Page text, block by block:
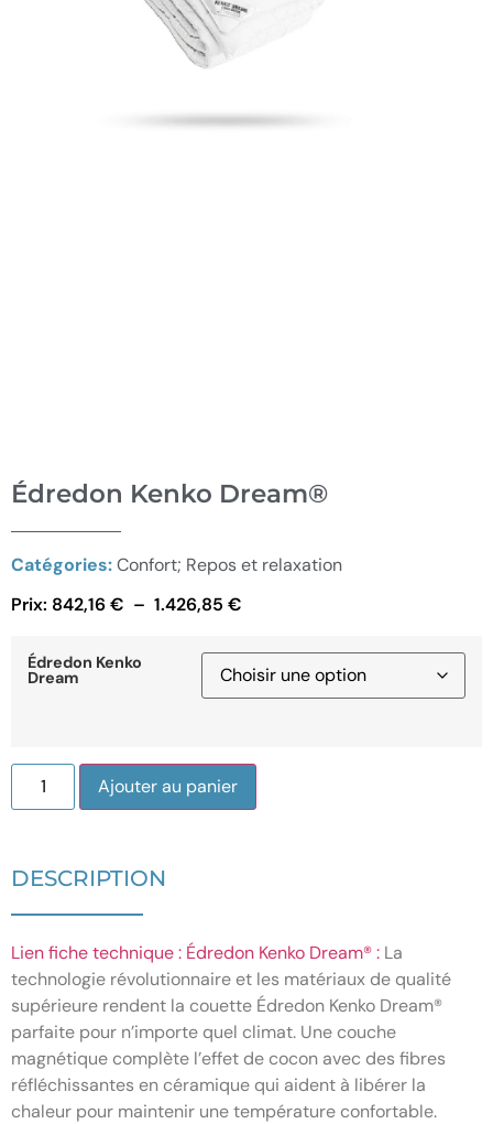
Édredon Kenko Dream®
Catégories:Confort; Repos et relaxation
Prix: 842,16€ – 1.426,85 €
Édredon Kenko
Dream
Ajouter au panier
DESCRIPTION
Lien fiche technique : Édredon Kenko Dream® : La
technologie révolutionnaire et les matériaux de qualité
supérieure rendent la couette Édredon Kenko Dream®
parfaite pour n’importe quel climat. Une couche
magnétique complète l’effet de cocon avec des fibres
réfléchissantes en céramique qui aident à libérer la
chaleur pour maintenir une température confortable.